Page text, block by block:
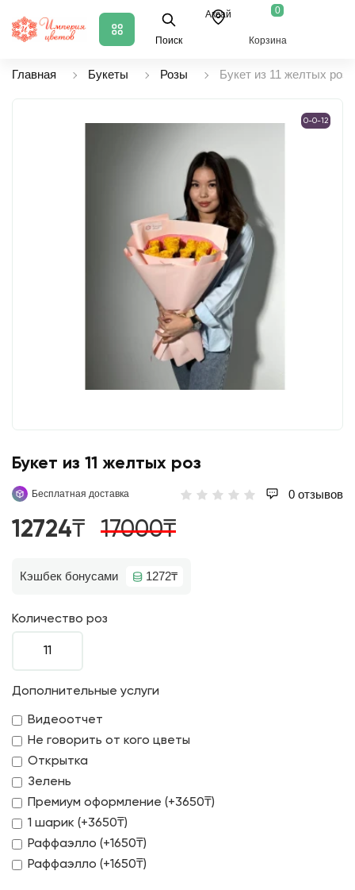
Поиск
Аксай 0
Корзина
Главная Букеты Розы Букет из 11 желтых роз
0-0-12
Букет из 11 желтых роз
Бесплатная доставка 0 отзывов
12724₸ 17000₸
Кэшбек бонусами 1272₸
Количество роз
11
Дополнительные услуги
Видеоотчет
Не говорить от кого цветы
Открытка
Зелень
Премиум оформление (+3650₸)
1 шарик (+3650₸)
Раффаэлло (+1650₸)
Раффаэлло (+1650₸)